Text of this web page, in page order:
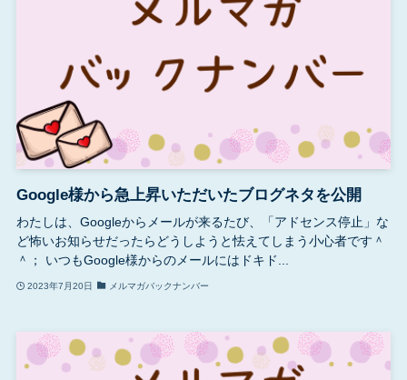
Google様から急上昇いただいたブログネタを公開
わたしは、Googleからメールが来るたび、「アドセンス停止」な
ど怖いお知らせだったらどうしようと怯えてしまう小心者です＾
＾； いつもGoogle様からのメールにはドキド...
2023年7月20日 メルマガバックナンバー